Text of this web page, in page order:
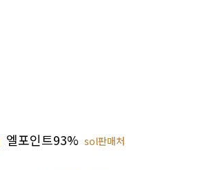
엘포인트93% sol판매처